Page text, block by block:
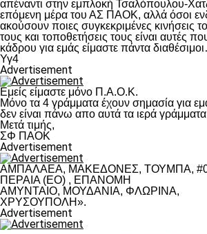
απέναντι στην εμπλοκή Τσαλόπουλου-
επόμενη μέρα του ΑΣ ΠΑΟΚ, αλλά όσοι
ακούσουν ποιες συγκεκριμένες κινήσεις
τους και τοποθετήσεις τους είναι αυτές
κάδρου για εμάς είμαστε πάντα
Υγ4
Advertisement
Εμείς είμαστε μόνο Π.Α.Ο.Κ.
Μόνο τα 4 γράμματα έχουν σημασία για
δεν είναι πάνω απο αυτά τα ιερά
Μετά τιμής,
ΣΦ ΠΑΟΚ
Advertisement
ΑΜΠΑΛΑΕΑ, ΜΑΚΕΔΟΝΕΣ, ΤΟΥΜΠΑ,
ΠΕΡΑΙΑ (ΕΟ) , ΕΠΑΝΟΜΗ
ΑΜΥΝΤΑΙΟ, ΜΟΥΔΑΝΙΑ, ΦΛΩΡΙΝΑ,
ΧΡΥΣΟΥΠΟΛΗ».
Advertisement